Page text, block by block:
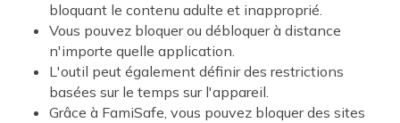
bloquant le contenu adulte et inapproprié.
Vous pouvez bloquer ou débloquer à distance
n'importe quelle application.
L'outil peut également définir des restrictions
basées sur le temps sur l'appareil.
Grâce à FamiSafe, vous pouvez bloquer des sites